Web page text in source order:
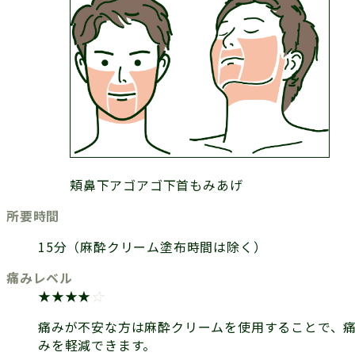
頬鼻下アゴアゴ下首もみあげ
所要時間
15分（麻酔クリーム塗布時間は除く）
痛みレベル
★★★★ ☆
痛みが不安な方は麻酔クリームを使用することで、
みを軽減できます。